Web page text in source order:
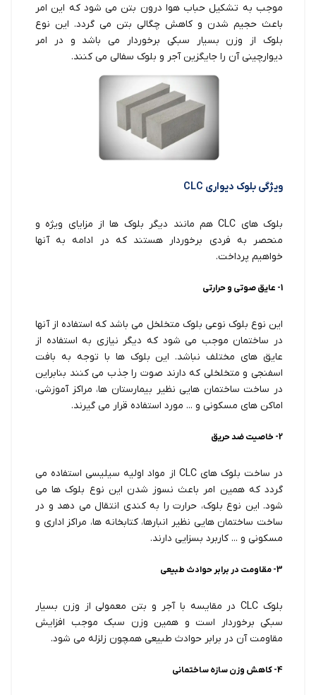
موجب به تشکیل حباب هوا درون بتن می شود که این امر
باعث حجیم شدن و کاهش چگالی بتن می گردد. این نوع
بلوک از وزن بسیار سبکی برخوردار می باشد و در امر
دیوارچینی آن را جایگزین آجر و بلوک سفالی می کنند.
ویژگی بلوک دیواری CLC
بلوک های CLC هم مانند دیگر بلوک ها از مزایای ویژه و
منحصر به فردی برخوردار هستند که در ادامه به آنها
خواهیم پرداخت.
1- عایق صوتی و حرارتی
این نوع بلوک نوعی بلوک متخلخل می باشد که استفاده از آنها
در ساختمان موجب می شود که دیگر نیازی به استفاده از
عایق های مختلف نباشد. این بلوک ها با توجه به بافت
اسفنجی و متخلخلی که دارند صوت را جذب می کنند بنابراین
در ساخت ساختمان هایی نظیر بیمارستان ها، مراکز آموزشی،
اماکن های مسکونی و ... مورد استفاده قرار می گیرند.
2- خاصیت ضد حریق
در ساخت بلوک های CLC از مواد اولیه سیلیسی استفاده می
گردد که همین امر باعث نسوز شدن این نوع بلوک ها می
شود. این نوع بلوک، حرارت را به کندی انتقال می دهد و در
ساخت ساختمان هایی نظیر انبارها، کتابخانه ها، مراکز اداری و
مسکونی و ... کاربرد بسزایی دارند.
3- مقاومت در برابر حوادث طبیعی
بلوک CLC در مقایسه با آجر و بتن معمولی از وزن بسیار
سبکی برخوردار است و همین وزن سبک موجب افزایش
مقاومت آن در برابر حوادث طبیعی همچون زلزله می شود.
4- کاهش وزن سازه ساختمانی